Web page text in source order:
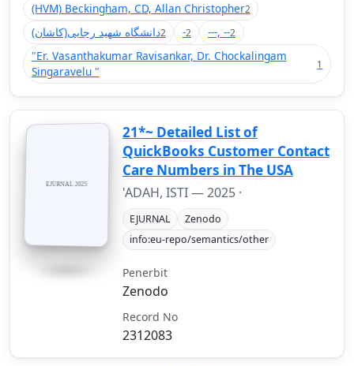
(HVM) Beckingham, CD, Allan Christopher2
(دانشگاه شهید رجایی(کاشان2 -2 ---, --2
"Er. Vasanthakumar Ravisankar, Dr. Chockalingam
Singaravelu "
1
21*~ Detailed List of
QuickBooks Customer Contact
Care Numbers in The USA
'ADAH, ISTI —2025 ·
EJURNAL
Zenodo
info:eu-repo/semantics/other
Penerbit
Zenodo
Record No
2312083